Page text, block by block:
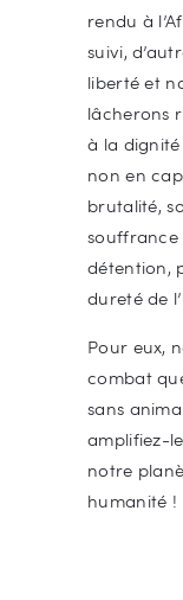
rendu à
suivi,
liberté et
lâcherons
à la dignité
non en
brutalité,
souffrance
détention,
dureté de
Pour eux,
combat
sans
amplifiez-
notre
humanité !